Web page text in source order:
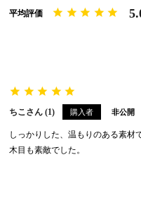
ちこ 1 購入者 非公開
しっかりした、温もりのある素材
木目も素敵でした。